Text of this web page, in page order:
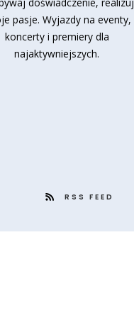
pasje. Wyjazdy na eventy,
koncerty i premiery dla
najaktywniejszych.
RSS FEED